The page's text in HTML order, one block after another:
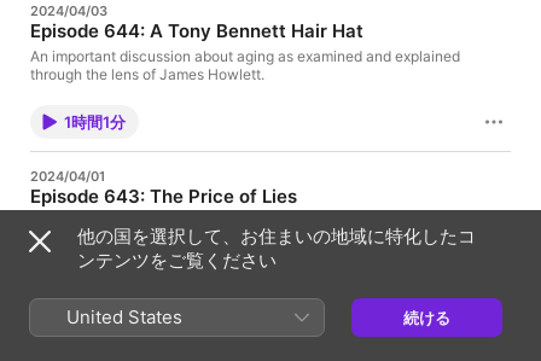
2024/04/03
Episode 644: A Tony Bennett Hair Hat
An important discussion about aging as examined and explained
through the lens of James Howlett.
1時間1分
2024/04/01
Episode 643: The Price of Lies
general and Siri in particular. Dan and his kid watch the
excellent HBO series, Chernobyl. Merlin’s weird, truncated
1時間29分
他の国を選択して、お住まいの地域に特化したコ
ンテンツをご覧ください
United States 続ける